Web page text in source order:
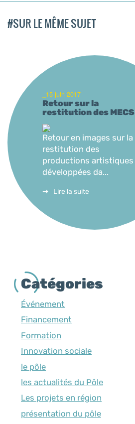
#SUR LE MÊME SUJET
_15 juin 2017
Retour sur la
restitution des MECS
Retour en images sur la
restitution des
productions artistiques
développées da...
Lire la suite
Catégories
Événement
Financement
Formation
Innovation sociale
le pôle
les actualités du Pôle
Les projets en région
présentation du pôle